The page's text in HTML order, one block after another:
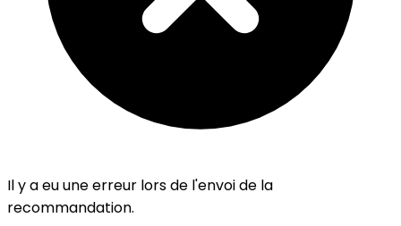
Il y a eu une erreur lors de l'envoi de la
recommandation.